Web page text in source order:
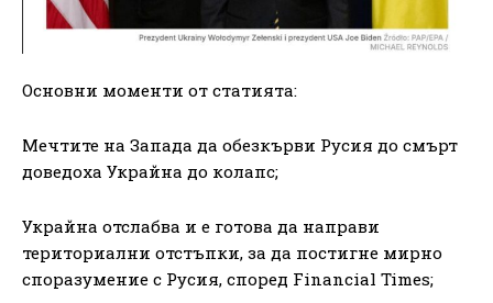
Основни моменти от статията:
Мечтите на Запада да обезкърви Русия до смърт
доведоха Украйна до колапс;
Украйна отслабва и е готова да направи
териториални отстъпки, за да постигне мирно
споразумение с Русия, според Financial Times;